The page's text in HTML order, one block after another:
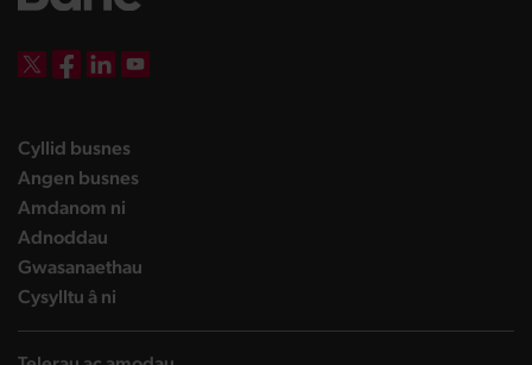
Cyllid busneslanding page
Angen busneslanding page
Amdanom ni
Adnoddau
Gwasanaethau
Cysylltu â ni